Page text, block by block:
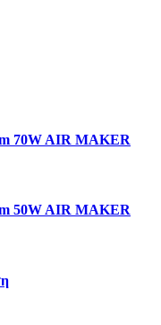
70W AIR MAKER
50W AIR MAKER